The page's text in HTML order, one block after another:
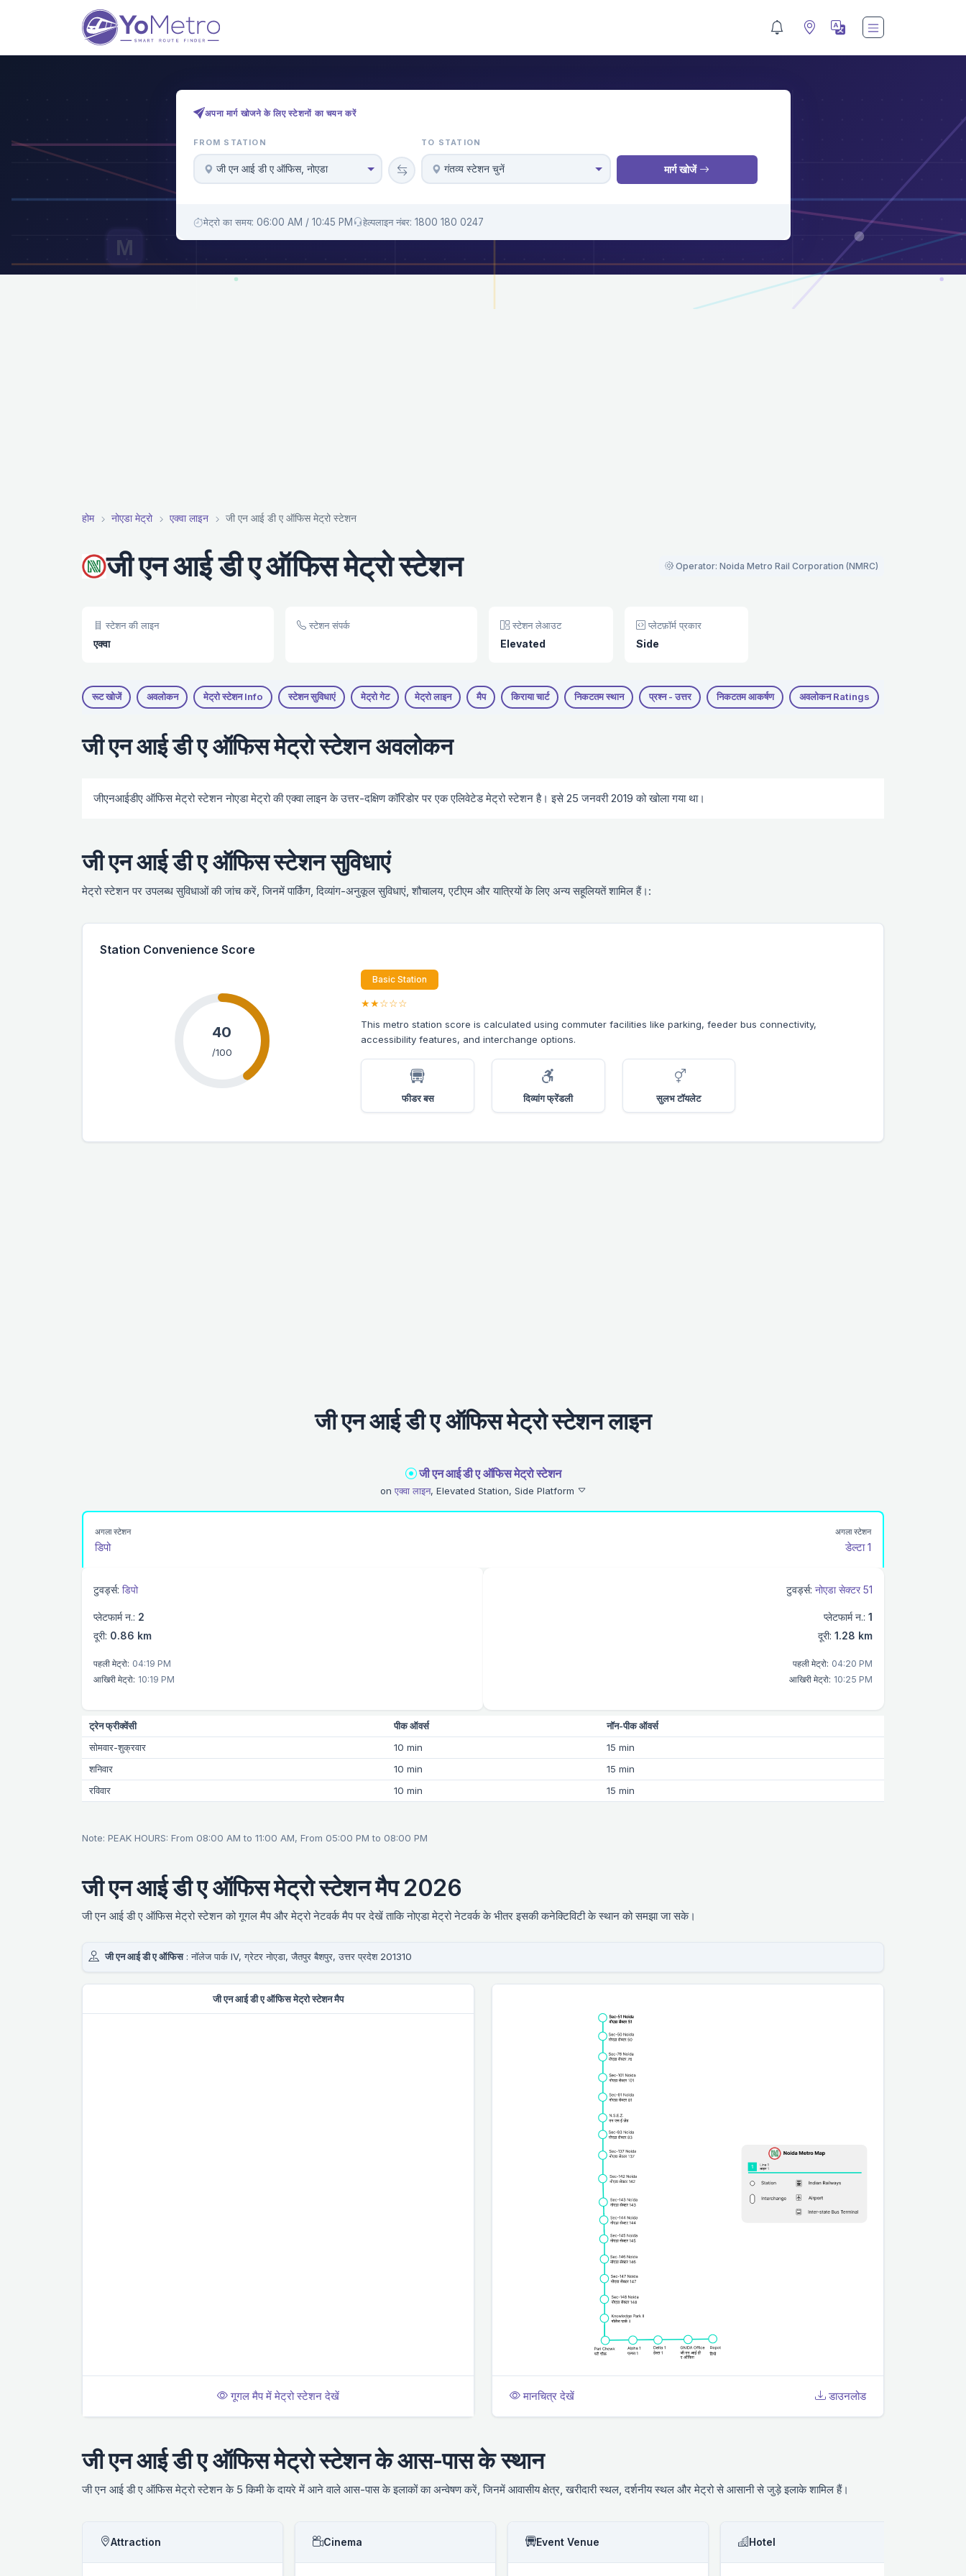
M
M
अपना मार्ग खोजने के लिए स्टेशनों का चयन करें
FROM STATION
जी एन आई डी ए ऑफिस, नोएडा
TO STATION
गंतव्य स्टेशन चुनें मार्ग खोजें
मेट्रो का समय: 06:00 AM / 10:45 PM हेल्पलाइन नंबर: 1800 180 0247
होम नोएडा मेट्रो एक्वा लाइन जी एन आई डी ए ऑफिस मेट्रो स्टेशन
जी एन आई डी ए ऑफिस मेट्रो स्टेशन Operator: Noida Metro Rail Corporation (NMRC)
स्टेशन की लाइन
एक्वा
स्टेशन संपर्क स्टेशन लेआउट
Elevated
प्लेटफ़ॉर्म प्रकार
Side
रूट खोजें अवलोकन मेट्रो स्टेशन Info स्टेशन सुविधाएं मेट्रो गेट मेट्रो लाइन मैप किराया चार्ट निकटतम स्थान प्रश्न - उत्तर निकटतम आकर्षण अवलोकन Ratings
जी एन आई डी ए ऑफिस मेट्रो स्टेशन अवलोकन
जीएनआईडीए ऑफिस मेट्रो स्टेशन नोएडा मेट्रो की एक्वा लाइन के उत्तर-दक्षिण कॉरिडोर पर एक एलिवेटेड मेट्रो स्टेशन है। इसे 25 जनवरी 2019 को खोला गया था।
जी एन आई डी ए ऑफिस स्टेशन सुविधाएं
मेट्रो स्टेशन पर उपलब्ध सुविधाओं की जांच करें, जिनमें पार्किंग, दिव्यांग-अनुकूल सुविधाएं, शौचालय, एटीएम और यात्रियों के लिए अन्य सहूलियतें शामिल हैं।:
Station Convenience Score
40
/100
Basic Station
★★☆☆☆
This metro station score is calculated using commuter facilities like parking, feeder bus connectivity,
accessibility features, and interchange options.
फीडर बस दिव्यांग फ्रेंडली सुलभ टॉयलेट
जी एन आई डी ए ऑफिस मेट्रो स्टेशन लाइन
जी एन आई डी ए ऑफिस मेट्रो स्टेशन
on एक्वा लाइन, Elevated Station, Side Platform
अगला स्टेशन
डिपो
अगला स्टेशन
डेल्टा 1
टुवर्ड्स: डिपो
प्लेटफार्म न.: 2
दूरी: 0.86 km
पहली मेट्रो: 04:19 PM
आखिरी मेट्रो: 10:19 PM
टुवर्ड्स: नोएडा सेक्टर 51
प्लेटफार्म न.: 1
दूरी: 1.28 km
पहली मेट्रो: 04:20 PM
आखिरी मेट्रो: 10:25 PM
ट्रेन फ्रीक्वेंसी पीक ऑवर्स
नॉन-पीक ऑवर्स
सोमवार-शुक्रवार
10 min
15 min
शनिवार
10 min
15 min
रविवार
10 min 15 min
Note: PEAK HOURS: From 08:00 AM to 11:00 AM, From 05:00 PM to 08:00 PM
जी एन आई डी ए ऑफिस मेट्रो स्टेशन मैप 2026
जी एन आई डी ए ऑफिस मेट्रो स्टेशन को गूगल मैप और मेट्रो नेटवर्क मैप पर देखें ताकि नोएडा मेट्रो नेटवर्क के भीतर इसकी कनेक्टिविटी के स्थान को समझा जा सके।
जी एन आई डी ए ऑफिस: नॉलेज पार्क IV, ग्रेटर नोएडा, जैतपुर बैशपुर, उत्तर प्रदेश 201310
जी एन आई डी ए ऑफिस मेट्रो स्टेशन मैप
गूगल मैप में मेट्रो स्टेशन देखें मानचित्र देखें डाउनलोड
जी एन आई डी ए ऑफिस मेट्रो स्टेशन के आस-पास के स्थान
जी एन आई डी ए ऑफिस मेट्रो स्टेशन के 5 किमी के दायरे में आने वाले आस-पास के इलाकों का अन्वेषण करें, जिनमें आवासीय क्षेत्र, खरीदारी स्थल, दर्शनीय स्थल और मेट्रो से आसानी से जुड़े इलाके शामिल हैं।
Attraction Cinema Event Venue Hotel